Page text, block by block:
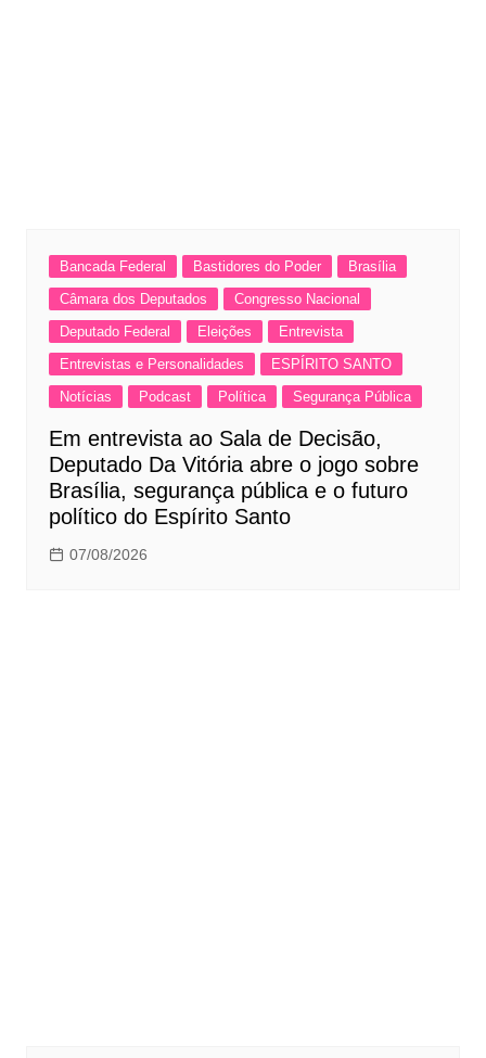
Bancada Federal Bastidores do Poder
Brasília
Câmara dos Deputados
Congresso Nacional
Deputado Federal
Eleições
Entrevista
Entrevistas e Personalidades
ESPÍRITO SANTO
Notícias
Podcast Política Segurança Pública
Em entrevista ao Sala de Decisão,
Deputado Da Vitória abre o jogo sobre
Brasília, segurança pública e o futuro
político do Espírito Santo
07/08/2026